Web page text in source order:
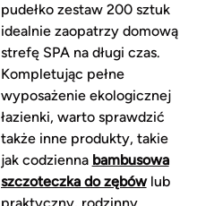
pudełko zestaw 200 sztuk
idealnie zaopatrzy domową
strefę SPA na długi czas.
Kompletując pełne
wyposażenie ekologicznej
łazienki, warto sprawdzić
także inne produkty, takie
jak codzienna bambusowa
szczoteczka do zębówlub